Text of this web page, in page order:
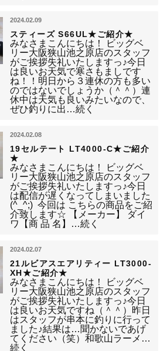
2024.02.09
スティーズ S66UL★ご紹介★
みなさまこんにちは！ ビッグベ
リー大阪狭山池之原店のスタッフ
がご挨拶失礼いたしますっ♪今日
は良いお天気で寒さもましです
ね！！明日から３連休の方も多い
のではないでしょうか（＾＾）連
休中は天気も良いみたいなので、
ぜひ釣りに出…続く
2024.02.08
19セルテート LT4000-C★ご紹介
★
みなさまこんにちは！ ビッグベ
リー大阪狭山池之原店のスタッフ
がご挨拶失礼いたしますっ♪今日
は配信が遅くなってしまいました
(^_^;) 今回は こちらの商品をご紹
介致します☆ 【メーカー】 ダイ
ワ【商 品 名】…続く
2024.02.07
21ルビアスエアリティー LT3000-
XH★ご紹介★
みなさまこんにちは！ ビッグベ
リー大阪狭山池之原店のスタッフ
がご挨拶失礼いたしますっ♪今日
は良いお天気ですね（＾＾）昨日
はスタッフが串本に釣りに行って
ました♪結果は…聞かないであげ
てください（笑）和歌山ラーメ…
続く